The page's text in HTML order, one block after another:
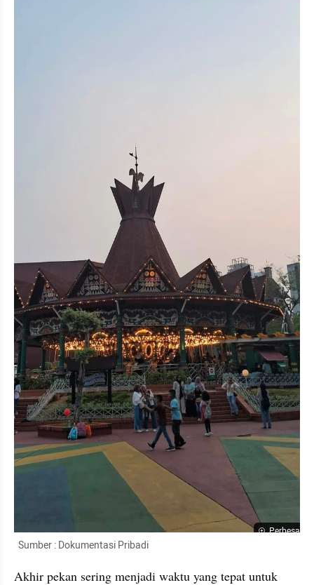
Perbesar
  Sumber : Dokumentasi Pribadi
Akhir pekan sering menjadi waktu yang tepat untuk